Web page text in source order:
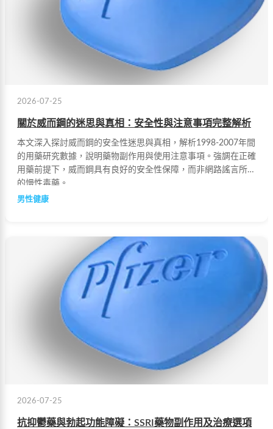
2026-07-25
關於威而鋼的迷思與真相：安全性與注意事項完整解析
本文深入探討威而鋼的安全性迷思與真相，解析1998-2007年間
的用藥研究數據，說明藥物副作用與使用注意事項。強調在正確
用藥前提下，威而鋼具有良好的安全性保障，而非網路謠言所說
的慢性毒藥。
男性健康
2026-07-25
抗抑鬱藥與勃起功能障礙：SSRI藥物副作用及治療選項